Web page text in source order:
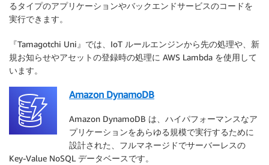
るタイプのアプリケーションやバックエンドサービスのコードを
実行できます。
『Tamagotchi Uni』では、IoT ルールエンジンから先の処理や、新
規お知らせやアセットの登録時の処理に AWS Lambda を使用して
います。
Amazon DynamoDB
Amazon DynamoDB は、ハイパフォーマンスなア
プリケーションをあらゆる規模で実行するために
設計された、フルマネージドでサーバーレスの
Key-Value NoSQL データベースです。